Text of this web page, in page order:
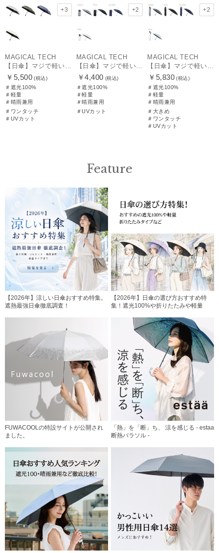
+3
MAGICAL TECH
￥5,500 (税込)
＃遮光100%
＃軽量
＃晴雨兼用
＃ワンタッチ
＃UVカット
+2
MAGICAL TECH
￥4,400 (税込)
＃遮光100%
＃軽量
＃晴雨兼用
＃UVカット
+2
MAGICAL TECH
￥5,830 (税込)
＃遮光100%
＃軽量
＃晴雨兼用
＃大きめ
＃ワンタッチ
＃UVカット
Feature
【2026年】涼しい日傘おすすめ特集。
遮熱最強日傘徹底調査！
【2026年】日傘の選び方おすすめ特
集！遮光100%や折りたたみや軽量
FUWACOOLの特設サイトが公開され
ました。
「熱」を「断」ち、 涼を感じる - estaa
断熱パラソル -